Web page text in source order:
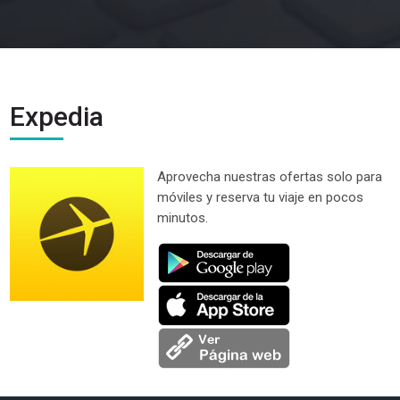
Expedia
Aprovecha nuestras ofertas solo para
móviles y reserva tu viaje en pocos
minutos.